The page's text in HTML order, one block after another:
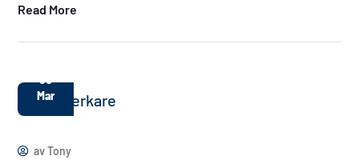
Read More
30
Mar
avTony